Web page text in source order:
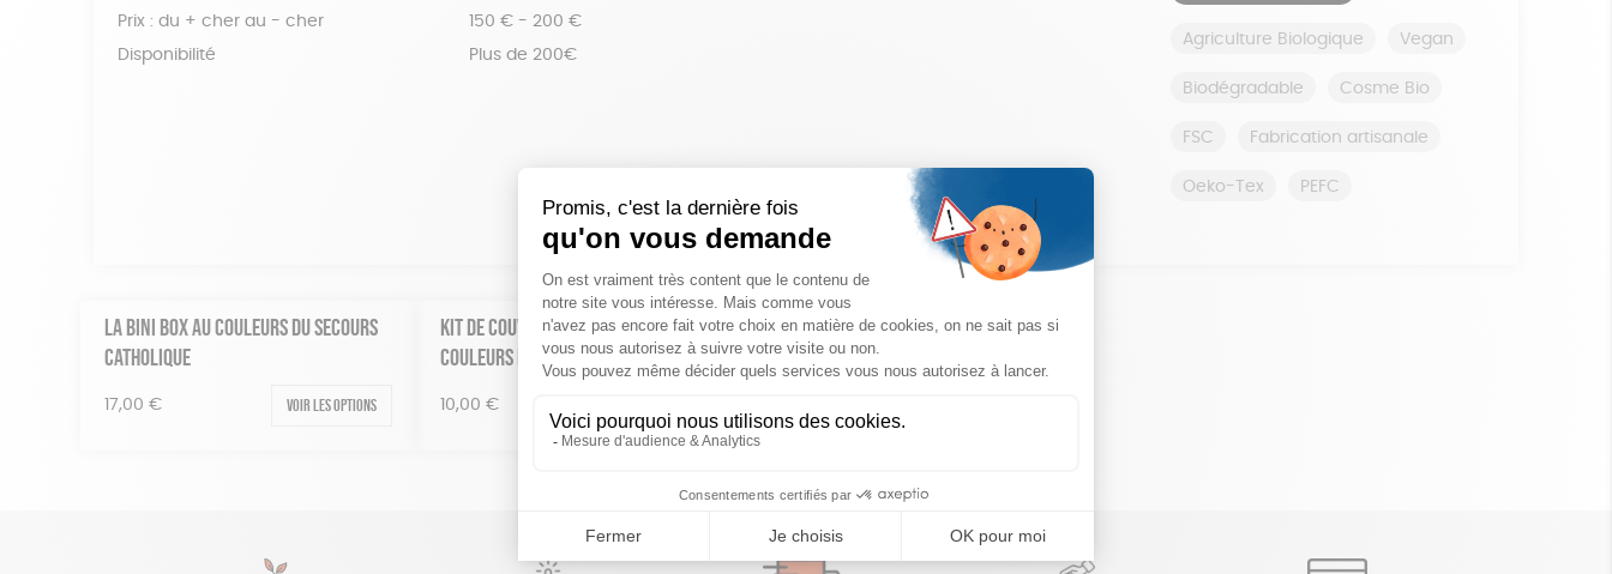
Prix : du + cher au - cher
Disponibilité
150 € - 200 €
Plus de 200€
Agriculture Biologique Vegan
Biodégradable Cosme Bio
FSC Fabrication artisanale
Oeko-Tex PEFC
réinitialiser les filtres
LA BINI BOX AU COULEURS DU SECOURS
CATHOLIQUE
17,00 € Voir les options
KIT DE COUVERTS RÉUTILISABLES AUX
COULEURS DU SECOURS CATHOLIQUE
10,00 €